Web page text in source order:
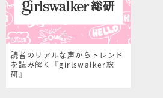
読者のリアルな声からトレンド
を読み解く『girlswalker総
研』